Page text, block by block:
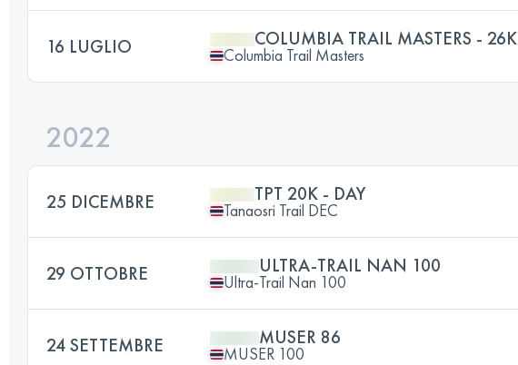
16 LUGLIO COLUMBIA TRAIL MASTERS - 26K
Columbia Trail Masters
2022
25 DICEMBRE TPT 20K - DAY
Tanaosri Trail DEC
29 OTTOBRE ULTRA-TRAIL NAN 100
Ultra-Trail Nan 100
24 SETTEMBRE MUSER 86
MUSER 100